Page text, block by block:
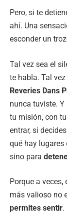
Pero, si te
ahí. Una
esconder un
Tal vez sea el
te habla. Tal
Reveries Dans
nunca tuviste. Y
tu misión, con
entrar, si
qué hay lugares
sino para
Porque a
más valioso no
permites sentir.